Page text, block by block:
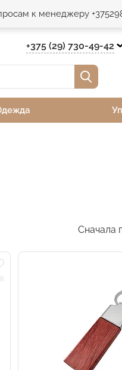
к менеджеру
+375 (29) 730-49-42
Сначала